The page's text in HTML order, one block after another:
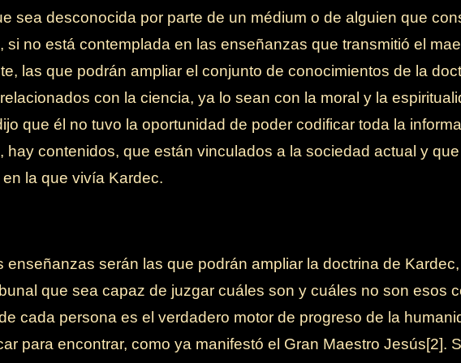
sea desconocida por parte de un médium o de alguien que
si no está contemplada en las enseñanzas que transmitió el
las que podrán ampliar el conjunto de conocimientos de la
con la ciencia, ya lo sean con la moral y la
que él no tuvo la oportunidad de poder codificar toda la
hay contenidos, que están vinculados a la sociedad actual y
la que vivía Kardec.
enseñanzas serán las que podrán ampliar la doctrina de
que sea capaz de juzgar cuáles son y cuáles no son esos
cada persona es el verdadero motor de progreso de la
para encontrar, como ya manifestó el Gran Maestro Jesús[2].